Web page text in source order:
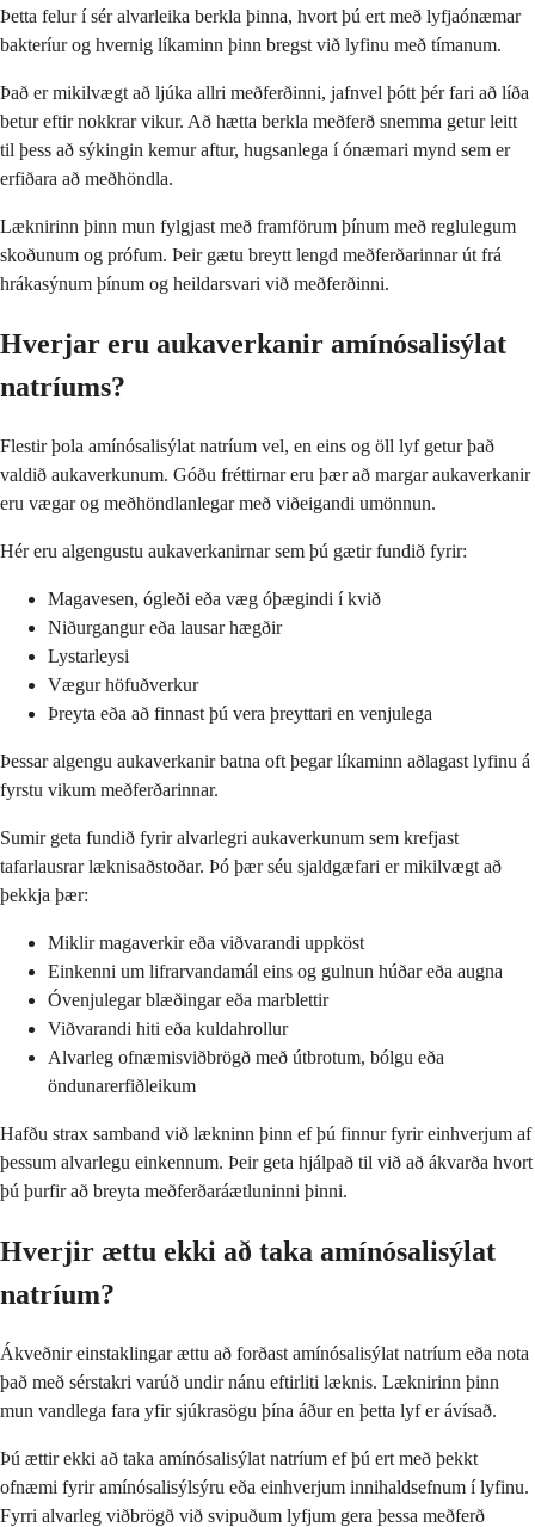
Þetta felur í sér alvarleika berkla þinna, hvort þú ert með lyfjaónæmar
bakteríur og hvernig líkaminn þinn bregst við lyfinu með tímanum.
Það er mikilvægt að ljúka allri meðferðinni, jafnvel þótt þér fari að líða
betur eftir nokkrar vikur. Að hætta berkla meðferð snemma getur leitt
til þess að sýkingin kemur aftur, hugsanlega í ónæmari mynd sem er
erfiðara að meðhöndla.
Læknirinn þinn mun fylgjast með framförum þínum með reglulegum
skoðunum og prófum. Þeir gætu breytt lengd meðferðarinnar út frá
hrákasýnum þínum og heildarsvari við meðferðinni.
Hverjar eru aukaverkanir amínósalisýlat
natríums?
Flestir þola amínósalisýlat natríum vel, en eins og öll lyf getur það
valdið aukaverkunum. Góðu fréttirnar eru þær að margar aukaverkanir
eru vægar og meðhöndlanlegar með viðeigandi umönnun.
Hér eru algengustu aukaverkanirnar sem þú gætir fundið fyrir:
Magavesen, ógleði eða væg óþægindi í kvið
Niðurgangur eða lausar hægðir
Lystarleysi
Vægur höfuðverkur
Þreyta eða að finnast þú vera þreyttari en venjulega
Þessar algengu aukaverkanir batna oft þegar líkaminn aðlagast lyfinu á
fyrstu vikum meðferðarinnar.
Sumir geta fundið fyrir alvarlegri aukaverkunum sem krefjast
tafarlausrar læknisaðstoðar. Þó þær séu sjaldgæfari er mikilvægt að
þekkja þær:
Miklir magaverkir eða viðvarandi uppköst
Einkenni um lifrarvandamál eins og gulnun húðar eða augna
Óvenjulegar blæðingar eða marblettir
Viðvarandi hiti eða kuldahrollur
Alvarleg ofnæmisviðbrögð með útbrotum, bólgu eða
öndunarerfiðleikum
Hafðu strax samband við lækninn þinn ef þú finnur fyrir einhverjum af
þessum alvarlegu einkennum. Þeir geta hjálpað til við að ákvarða hvort
þú þurfir að breyta meðferðaráætluninni þinni.
Hverjir ættu ekki að taka amínósalisýlat
natríum?
Ákveðnir einstaklingar ættu að forðast amínósalisýlat natríum eða nota
það með sérstakri varúð undir nánu eftirliti læknis. Læknirinn þinn
mun vandlega fara yfir sjúkrasögu þína áður en þetta lyf er ávísað.
Þú ættir ekki að taka amínósalisýlat natríum ef þú ert með þekkt
ofnæmi fyrir amínósalisýlsýru eða einhverjum innihaldsefnum í lyfinu.
Fyrri alvarleg viðbrögð við svipuðum lyfjum gera þessa meðferð